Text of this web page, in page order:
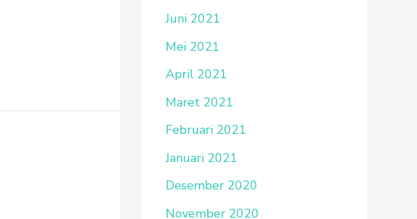
Juni 2021
Mei 2021
April 2021
Maret 2021
Februari 2021
Januari 2021
Desember 2020
November 2020